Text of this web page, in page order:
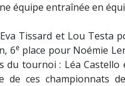
équipe entraînée en
Tissard et Lou Testa
6e place pour Noémie
du tournoi : Léa
de ces championnats